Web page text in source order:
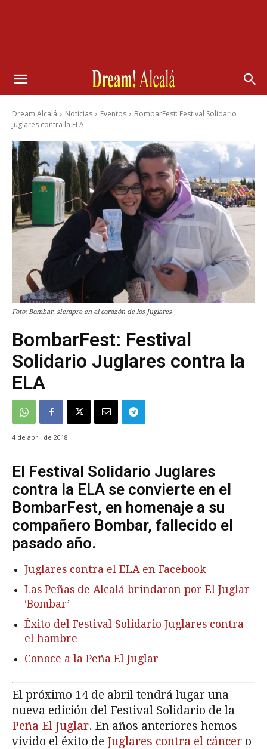
Dream Alcalá Noticias Eventos
BombarFest: Festival Solidario
Juglares contra la ELA
Foto: Bombar, siempre en el corazón de los Juglares
BombarFest: Festival
Solidario Juglares contra la
ELA
4 de abril de 2018
El Festival Solidario Juglares
contra la ELA se convierte en el
BombarFest, en homenaje a su
compañero Bombar, fallecido el
pasado año.
Juglares contra el ELA en Facebook
Las Peñas de Alcalá brindaron por El Juglar
‘Bombar’
Éxito del Festival Solidario Juglares contra
el hambre
Conoce a la Peña El Juglar
El próximo 14 de abril tendrá lugar una
nueva edición del Festival Solidario de la
Peña El Juglar. En años anteriores hemos
vivido el éxito de Juglares contra el cáncer o